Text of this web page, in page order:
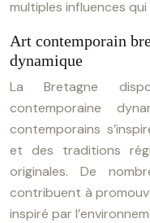
multiples influences
Art contemporain
dynamique
La Bretagne
contemporaine
contemporains
et des traditions
originales. De
contribuent à
inspiré par